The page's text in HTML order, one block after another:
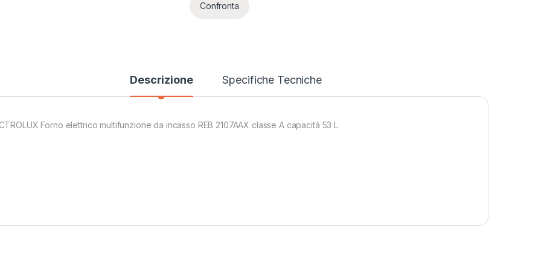
Confronta
Descrizione Specifiche Tecniche
Forno elettrico multifunzione da incasso REB 2107AAX classe A capacità 53 L